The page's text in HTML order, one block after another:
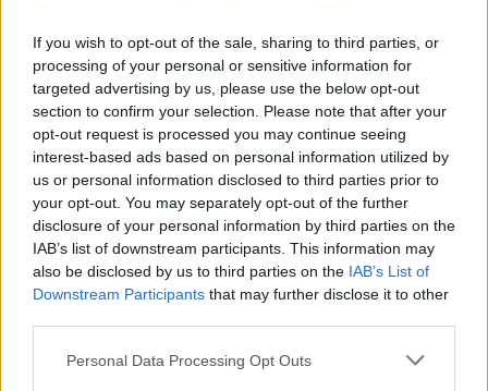
If you wish to opt-out of the sale, sharing to third parties, or
processing of your personal or sensitive information for
targeted advertising by us, please use the below opt-out
section to confirm your selection. Please note that after your
opt-out request is processed you may continue seeing
interest-based ads based on personal information utilized by
us or personal information disclosed to third parties prior to
your opt-out. You may separately opt-out of the further
disclosure of your personal information by third parties on the
IAB’s list of downstream participants. This information may
also be disclosed by us to third parties on the IAB’s List of
Downstream Participants that may further disclose it to other
Personal Data Processing Opt Outs